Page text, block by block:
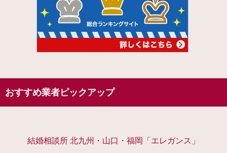
おすすめ業者ピックアップ
結婚相談所 北九州・山口・福岡「エレガンス」